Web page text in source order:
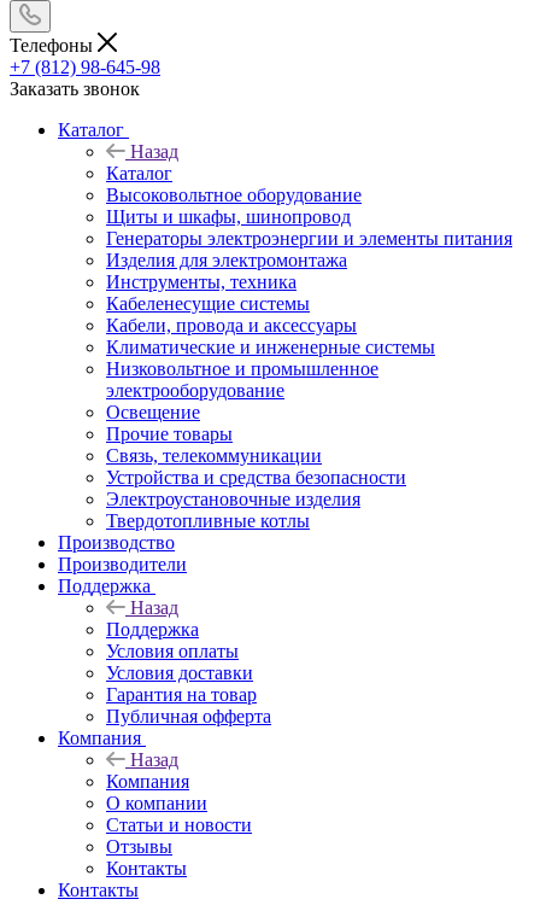
Телефоны
+7 (812) 98-645-98
Заказать звонок
Каталог
Назад
Каталог
Высоковольтное оборудование
Щиты и шкафы, шинопровод
Генераторы электроэнергии и элементы питания
Изделия для электромонтажа
Инструменты, техника
Кабеленесущие системы
Кабели, провода и аксессуары
Климатические и инженерные системы
Низковольтное и промышленное
электрооборудование
Освещение
Прочие товары
Связь, телекоммуникации
Устройства и средства безопасности
Электроустановочные изделия
Твердотопливные котлы
Производство
Производители
Поддержка
Назад
Поддержка
Условия оплаты
Условия доставки
Гарантия на товар
Публичная офферта
Компания
Назад
Компания
О компании
Статьи и новости
Отзывы
Контакты
Контакты